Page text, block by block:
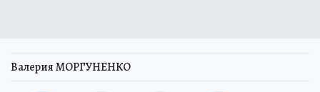
Валерия МОРГУНЕНКО